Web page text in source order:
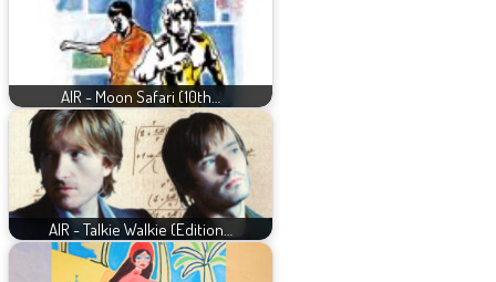
AIR - Moon Safari (10th…
AIR - Talkie Walkie (Edition…